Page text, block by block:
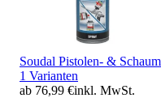
Soudal Pistolen- &
1 Varianten
ab 76,99 €inkl. MwSt.